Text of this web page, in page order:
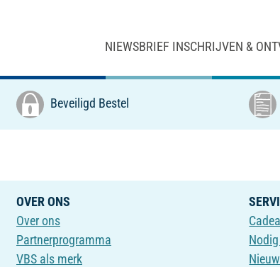
NIEWSBRIEF INSCHRIJVEN &
Beveiligd Bestel
OVER ONS
Over ons
Partnerprogramma
VBS als merk